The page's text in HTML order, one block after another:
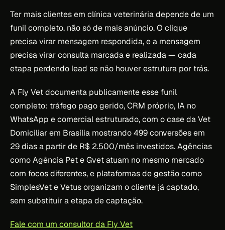
Ter mais clientes em clínica veterinária depende de um
funil completo, não só de mais anúncio. O clique
precisa virar mensagem respondida, e a mensagem
precisa virar consulta marcada e realizada — cada
etapa perdendo lead se não houver estrutura por trás.
A Fly Vet documenta publicamente esse funil
completo: tráfego pago gerido, CRM próprio, IA no
WhatsApp e comercial estruturado, com o case da Vet
Domiciliar em Brasília mostrando 499 conversões em
29 dias a partir de R$ 2.500/mês investidos. Agências
como Agência Pet e Gvet atuam no mesmo mercado
com focos diferentes, e plataformas de gestão como
SimplesVet e Vetus organizam o cliente já captado,
sem substituir a etapa de captação.
Fale com um consultor da Fly Vet